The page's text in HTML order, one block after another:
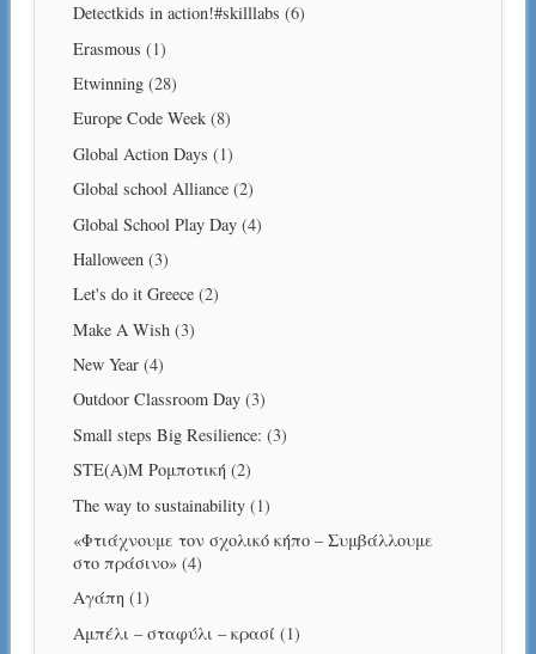
Detectkids in action!#skilllabs (6)
Erasmous (1)
Etwinning(28)
Europe Code Week(8)
Global Action Days (1)
Global school Alliance(2)
Global School Play Day(4)
Halloween(3)
Let's do it Greece(2)
Make A Wish(3)
New Year(4)
Outdoor Classroom Day(3)
Small steps Big Resilience: (3)
STE(A)M Ρομποτική (2)
The way to sustainability(1)
«Φτιάχνουμε τον σχολικό κήπο – Συμβάλλουμε
στο πράσινο»(4)
Αγάπη (1)
Αμπέλι – σταφύλι – κρασί (1)